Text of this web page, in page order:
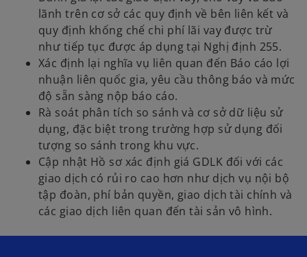
lãnh trên cơ sở các quy định về bên liên kết và
quy định khống chế chi phí lãi vay được trừ
như tiếp tục được áp dụng tại Nghị định 255.
Xác định lại nghĩa vụ liên quan đến Báo cáo lợi
nhuận liên quốc gia, yêu cầu thông báo và mức
độ sẵn sàng nộp báo cáo.
Rà soát phân tích so sánh và cơ sở dữ liệu sử
dụng, đặc biệt trong trường hợp sử dụng đối
tượng so sánh trong khu vực.
Cập nhật Hồ sơ xác định giá GDLK đối với các
giao dịch có rủi ro cao hơn như dịch vụ nội bộ
tập đoàn, phí bản quyền, giao dịch tài chính và
các giao dịch liên quan đến tài sản vô hình.